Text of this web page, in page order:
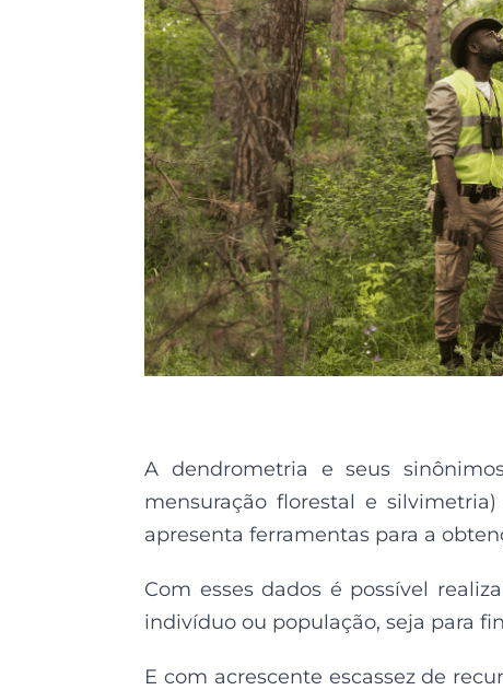
A dendrometria e seus
mensuração florestal e silvimetria)
apresenta ferramentas para a obte
Com esses dados é possível
indivíduo ou população, seja para
E com acrescente escassezde